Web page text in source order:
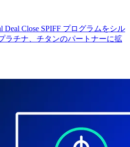
Deal Close SPIFF プログラムをシル
ラチナ、チタンのパートナーに拡